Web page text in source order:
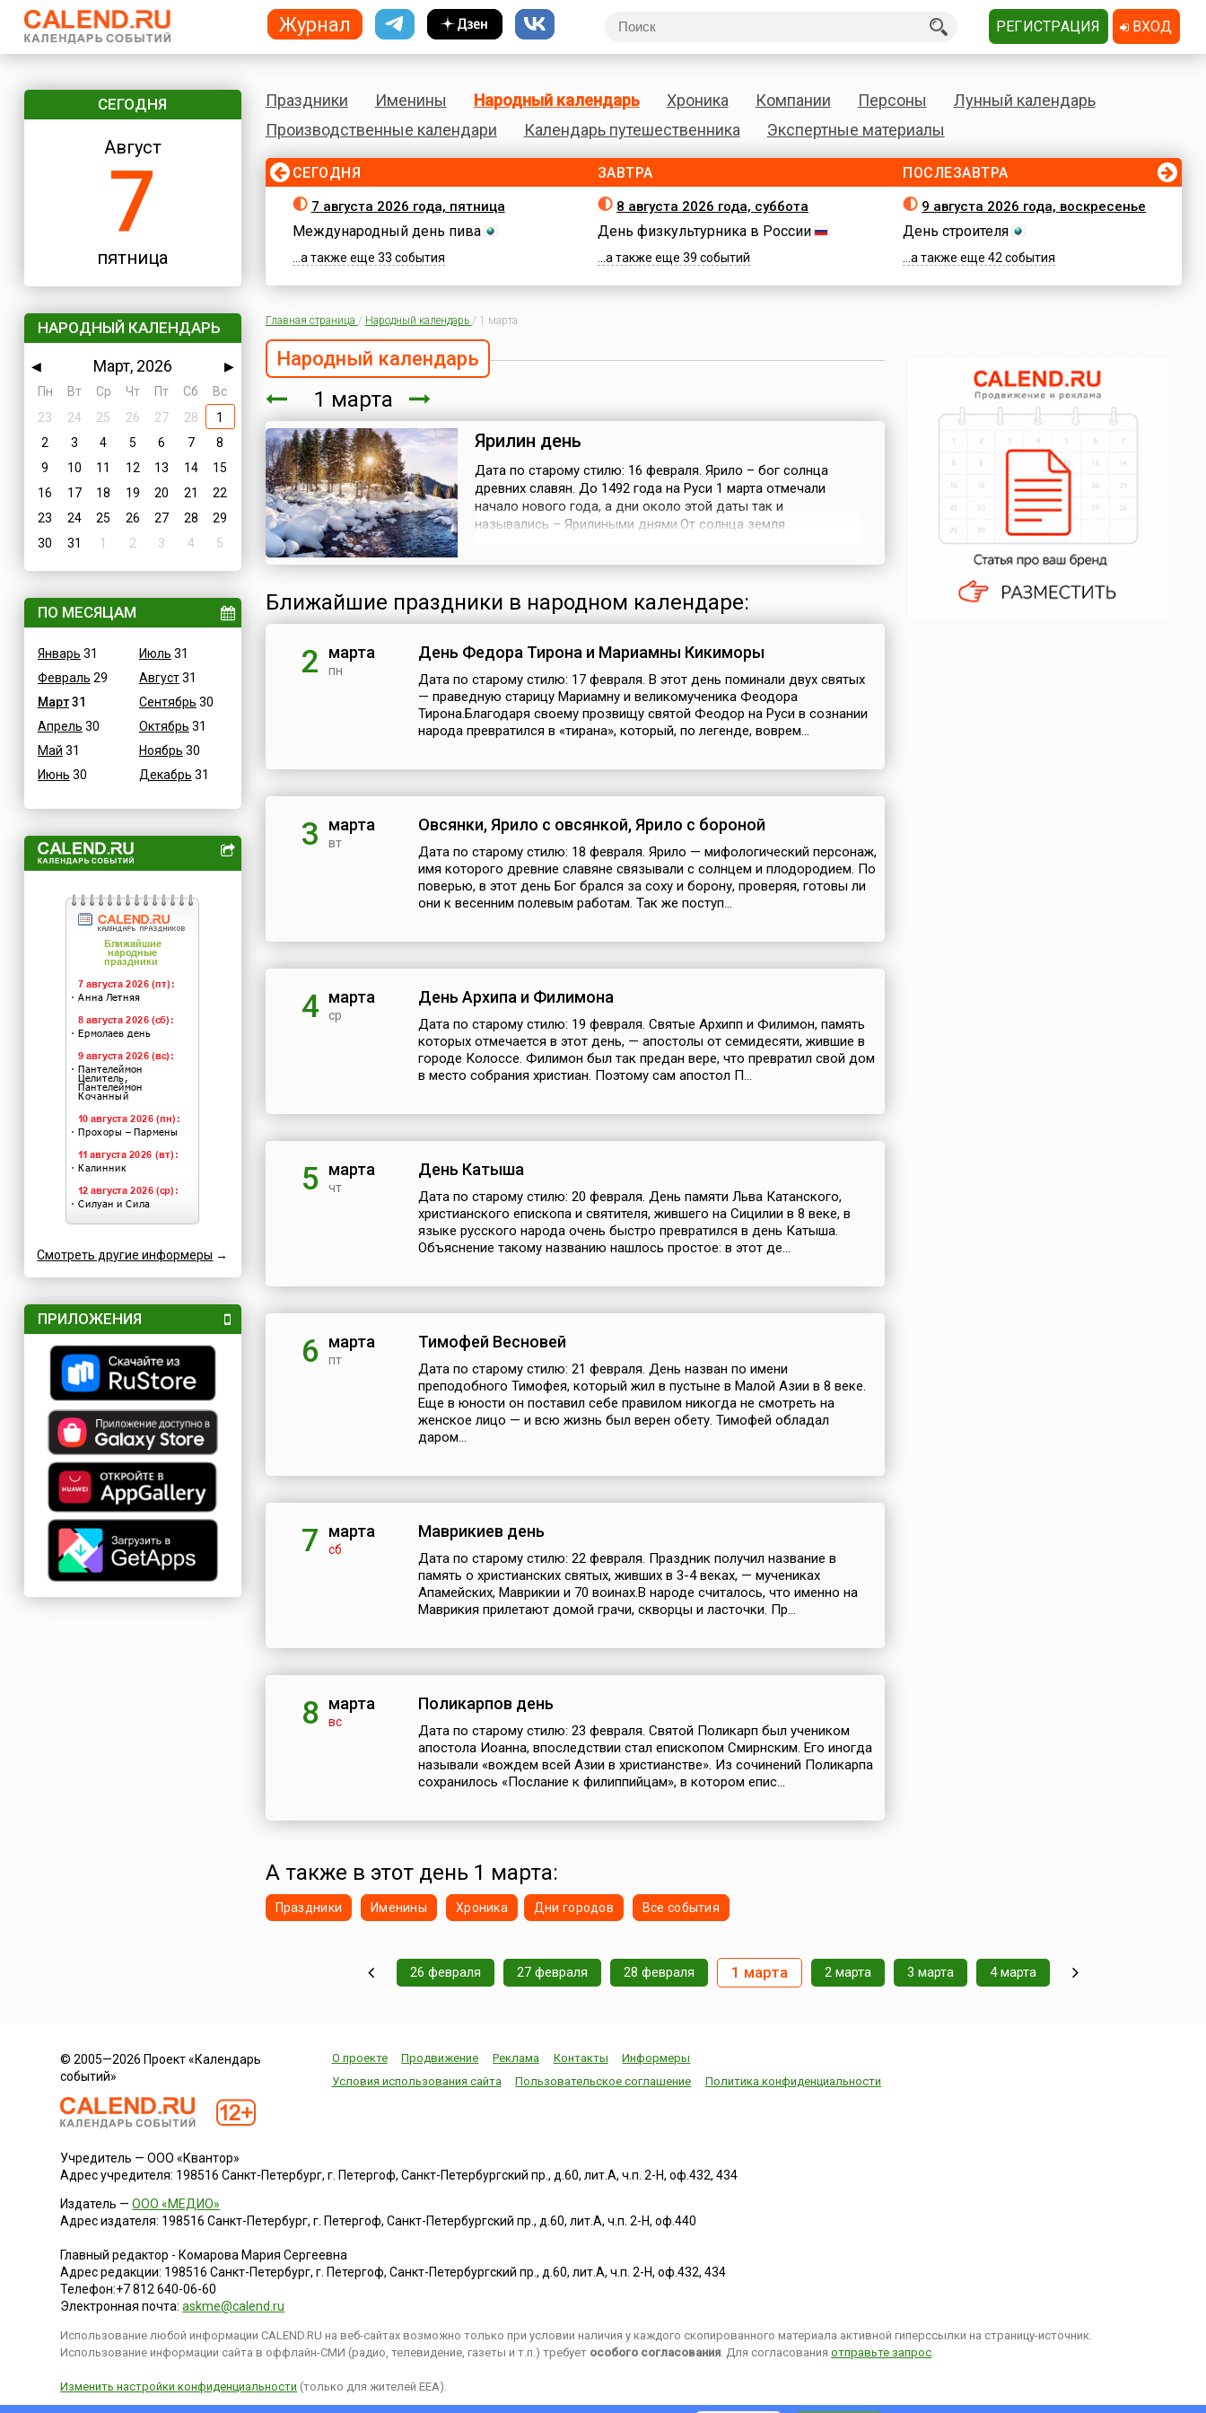
СЕГОДНЯ
Август
7
пятница
НАРОДНЫЙ КАЛЕНДАРЬ
◀ Март, 2026
▶
Пн
Вт Ср Чт Пт Сб
Вс
23
24 25 26 27 28
1
2
3 4 5 6 7
8
9
10 11 12 13 14
15
16
17 18 19 20 21
22
23
24 25 26 27 28
29
30
31 1 2 3 4 5
ПО МЕСЯЦАМ
Январь 31
Февраль 29
Март31
Апрель 30
Май 31
Июнь 30
Июль 31
Август31
Сентябрь 30
Октябрь 31
Ноябрь 30
Декабрь 31
Смотреть другие информеры →
ПРИЛОЖЕНИЯ
Праздники Именины Народный календарь Хроника Компании Персоны
Лунный календарь
Производственные календари
Календарь путешественника Экспертные материалы
СЕГОДНЯ
7 августа 2026 года, пятница
Международный день пива
...а также еще 33 события
ЗАВТРА
8 августа 2026 года, суббота
День физкультурника в России
...а также еще 39 событий
ПОСЛЕЗАВТРА
9 августа 2026 года, воскресенье
День строителя
...а также еще 42 события
Главная страница / Народный календарь / 1 марта
Народный календарь
1 марта
Ярилин день
Дата по старому стилю: 16 февраля. Ярило – бог солнца
древних славян. До 1492 года на Руси 1 марта отмечали
начало нового года, а дни около этой даты так и
назывались – Ярилиными днями.От солнца земля
приступать к сельскохозяйственны...
Ближайшие праздники в народном календаре:
2 марта
пн
День Федора Тирона и Мариамны Кикиморы
Дата по старому стилю: 17 февраля. В этот день поминали двух святых
— праведную старицу Мариамну и великомученика Феодора
Тирона.Благодаря своему прозвищу святой Феодор на Руси в сознании
народа превратился в «тирана», который, по легенде, воврем...
3 марта
вт
Овсянки, Ярило с овсянкой, Ярило с бороной
Дата по старому стилю: 18 февраля. Ярило — мифологический персонаж,
имя которого древние славяне связывали с солнцем и плодородием. По
поверью, в этот день Бог брался за соху и борону, проверяя, готовы ли
они к весенним полевым работам. Так же поступ...
4 марта
ср
День Архипа и Филимона
Дата по старому стилю: 19 февраля. Святые Архипп и Филимон, память
которых отмечается в этот день, — апостолы от семидесяти, жившие в
городе Колоссе. Филимон был так предан вере, что превратил свой дом
в место собрания христиан. Поэтому сам апостол П...
5 марта
чт
День Катыша
Дата по старому стилю: 20 февраля. День памяти Льва Катанского,
христианского епископа и святителя, жившего на Сицилии в 8 веке, в
языке русского народа очень быстро превратился в день Катыша.
Объяснение такому названию нашлось простое: в этот де...
6 марта
пт
Тимофей Весновей
Дата по старому стилю: 21 февраля. День назван по имени
преподобного Тимофея, который жил в пустыне в Малой Азии в 8 веке.
Еще в юности он поставил себе правилом никогда не смотреть на
женское лицо — и всю жизнь был верен обету. Тимофей обладал
даром...
7 марта
сб
Маврикиев день
Дата по старому стилю: 22 февраля. Праздник получил название в
память о христианских святых, живших в 3-4 веках, — мучениках
Апамейских, Маврикии и 70 воинах.В народе считалось, что именно на
Маврикия прилетают домой грачи, скворцы и ласточки. Пр...
8 марта
вс
Поликарпов день
Дата по старому стилю: 23 февраля. Святой Поликарп был учеником
апостола Иоанна, впоследствии стал епископом Смирнским. Его иногда
называли «вождем всей Азии в христианстве». Из сочинений Поликарпа
сохранилось «Послание к филиппийцам», в котором епис...
А также в этот день 1 марта:
Праздники Именины Хроника Дни городов Все события
26 февраля 27 февраля 28 февраля 1 марта 2 марта 3 марта 4 марта
© 2005—2026 Проект «Календарь
событий»
О проекте Продвижение Реклама Контакты
Информеры
Условия использования сайта
Пользовательское соглашение Политика конфиденциальности
Учредитель — ООО «Квантор»
Адрес учредителя: 198516 Санкт-Петербург, г. Петергоф, Санкт-Петербургский пр., д.60, лит.А, ч.п. 2-Н, оф.432, 434
Издатель —ООО «МЕДИО»
Адрес издателя: 198516 Санкт-Петербург, г. Петергоф, Санкт-Петербургский пр., д.60, лит.А, ч.п. 2-Н, оф.440
Главный редактор - Комарова Мария Сергеевна
Адрес редакции: 198516 Санкт-Петербург, г. Петергоф,Санкт-Петербургский пр., д.60, лит.А, ч.п. 2-Н, оф.432, 434
Телефон:+7 812 640-06-60
Электронная почта:askme@calend.ru
Использование любой информации CALEND.RU на веб-сайтах возможно только при условии наличия у каждого скопированного материала активной гиперссылки на страницу-источник.
Использование информации сайта в оффлайн-СМИ (радио, телевидение, газеты и т.п.) требует особого согласования. Для согласованияотправьте запрос.
Изменить настройки конфиденциальности (только для жителей EEA).
Журнал РЕГИСТРАЦИЯ ВХОД